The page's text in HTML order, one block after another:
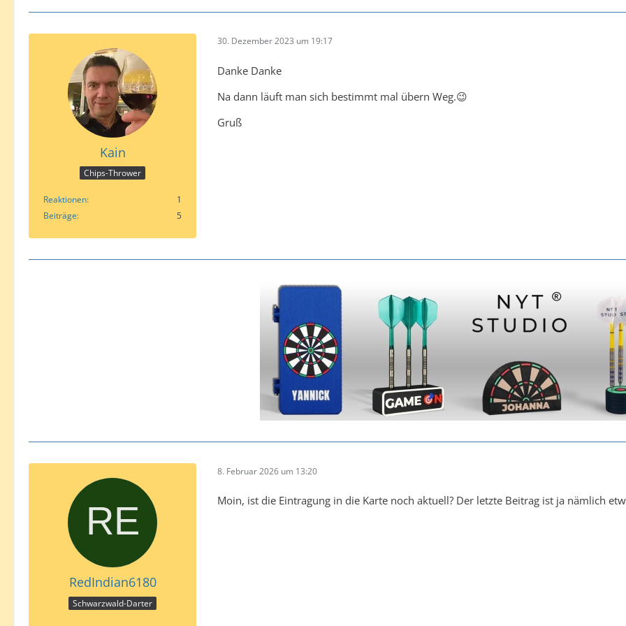
Kain
Chips-Thrower
Reaktionen
1
Beiträge
5
30. Dezember 2023 um 19:17
Danke Danke
Na dann läuft man sich bestimmt mal übern Weg.😉
Gruß
RedIndian6180
Schwarzwald-Darter
8. Februar 2026 um 13:20
Moin, ist die Eintragung in die Karte noch aktuell? Der letzte Beitrag ist ja nämlich